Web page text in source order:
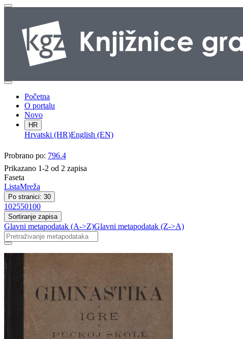
Početna
O portalu
Novo
HR
Hrvatski (HR)English (EN)
Probrano po: 796.4
Prikazano 1-2 od 2 zapisa
Faseta
ListaMreža
Po stranici: 30
102550100
Sortiranje zapisa
Glavni metapodatak (A->Z)Glavni metapodatak (Z->A)